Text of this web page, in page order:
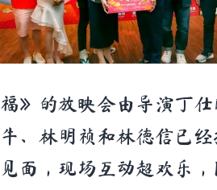
福》的放映会由导演丁
牛、林明祯和林德信已
见面，现场互动超欢乐